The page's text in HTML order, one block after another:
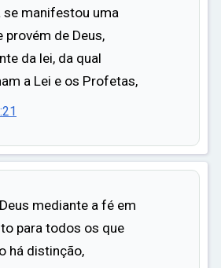
se manifestou uma
provém de Deus,
da lei, da qual
a Lei e os Profetas,
mediante a fé em
para todos os que
há distinção,